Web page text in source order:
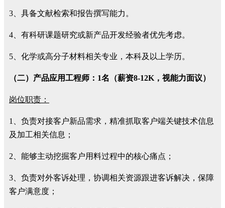
3、具备文献检索和报告撰写能力。
4、有科研课题研究或新产品开发经验者优先考虑。
5、化学或高分子材料相关专业，本科及以上学历。
（二）产品应用工程师：1名（薪资8-12K，视能力面议）
岗位职责：
1、负责对接客户新品需求，精准抓取客户端关键技术信息
及加工相关信息；
2、能够主动挖掘客户用料过程中的核心痛点；
3、负责对外客诉处理，协调相关资源跟进客诉解决，保障
客户满意度；